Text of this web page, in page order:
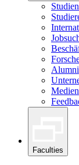
Alumni
Medien
Faculties